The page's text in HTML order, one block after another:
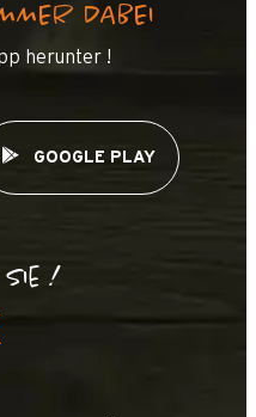
DABEI
herunter !
GOOGLE PLAY
Sie !